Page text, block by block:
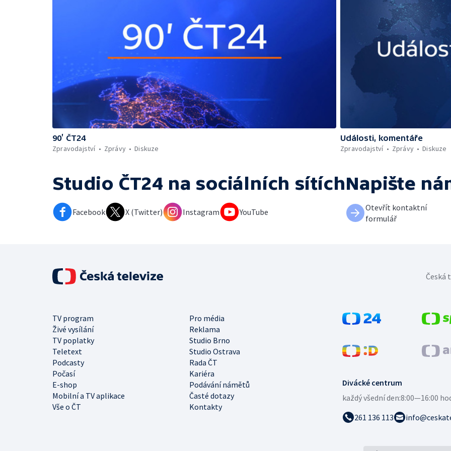
90’ ČT24
Zpravodajství
Zprávy Diskuze
Události, komentáře
Zpravodajství
Zprávy Diskuze
Studio ČT24 na sociálních sítích
Facebook X (Twitter) Instagram YouTube
Napište
Otevřít kontaktní
formulář
Divácké centrum
každý všední den:8:00—16:00
261 136 113
TV program
Pro média
Živé vysílání
Reklama
TV poplatky
Studio Brno
Teletext
Studio Ostrava
Podcasty
Rada ČT
Počasí
Kariéra
E-shop
Podávání námětů
Mobilní a TV aplikace
Časté dotazy
Vše o ČT
Kontakty
Česká